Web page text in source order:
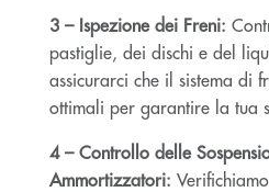
3 – Ispezione dei Freni:
pastiglie, dei dischi e del
assicurarci che il sistema di
ottimali per garantire la tua
4 – Controllo delle
Ammortizzatori: